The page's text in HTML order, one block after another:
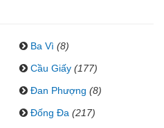
Ba Vì (8)
Cầu Giấy (177)
Đan Phượng (8)
Đống Đa (217)